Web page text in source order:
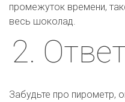
промежуток времени,
весь шоколад.
2.
Забудьте про пирометр,